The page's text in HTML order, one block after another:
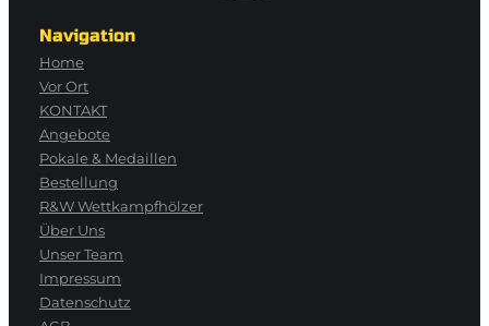
Navigation
Home
Vor Ort
KONTAKT
Angebote
Pokale & Medaillen
Bestellung
R&W Wettkampfhölzer
Über Uns
Unser Team
Impressum
Datenschutz